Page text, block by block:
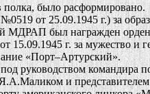
было расформировано.
25.09.1945 г.) за
МДРАП был награжден
г. за мужество и
«Порт–Артурский».
командира
и